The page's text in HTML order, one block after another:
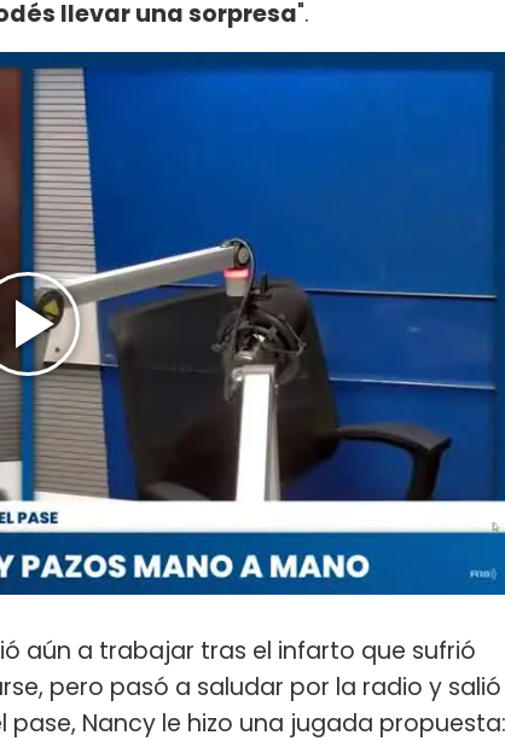
llevar una sorpresa".
aún a trabajar tras el infarto que sufrió
pero pasó a saludar por la radio y salió
pase, Nancy le hizo una jugada propuesta: